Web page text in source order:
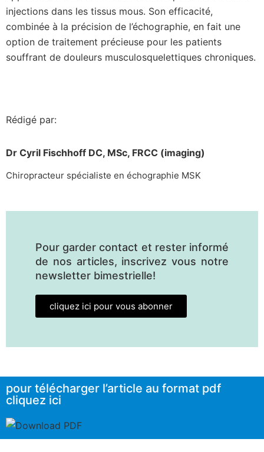
injections dans les tissus mous. Son efficacité,
combinée à la précision de l’échographie, en fait une
option de traitement précieuse pour les patients
souffrant de douleurs musculosquelettiques chroniques.
Rédigé par:
Dr Cyril Fischhoff DC, MSc, FRCC (imaging)
Chiropracteur spécialiste en échographie MSK
Pour garder contact et rester informé
de nos articles, inscrivez vous notre
newsletter bimestrielle!
cliquez ici pour vous abonner
pour télécharger l’article au format pdf
cliquez ici